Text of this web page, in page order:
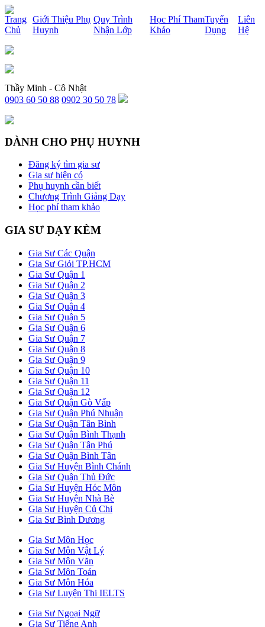
x
Trang
Chủ
Giới Thiệu Phụ
Huynh
Quy Trình
Nhận Lớp
Học Phí Tham
Khảo
Tuyển
Dụng
Liên
Hệ
Thầy Minh - Cô Nhật
0903 60 50 88 0902 30 50 78
DÀNH CHO PHỤ HUYNH
Đăng ký tìm gia sư
Gia sư hiện có
Phụ huynh cần biết
Chương Trình Giảng Dạy
Học phí tham khảo
GIA SƯ DẠY KÈM
Gia Sư Các Quận
Gia Sư Giỏi TP.HCM
Gia Sư Quận 1
Gia Sư Quận 2
Gia Sư Quận 3
Gia Sư Quận 4
Gia Sư Quận 5
Gia Sư Quận 6
Gia Sư Quận 7
Gia Sư Quận 8
Gia Sư Quận 9
Gia Sư Quận 10
Gia Sư Quận 11
Gia Sư Quận 12
Gia Sư Quận Gò Vấp
Gia Sư Quận Phú Nhuận
Gia Sư Quận Tân Bình
Gia Sư Quận Bình Thạnh
Gia Sư Quận Tân Phú
Gia Sư Quận Bình Tân
Gia Sư Huyện Bình Chánh
Gia Sư Quận Thủ Đức
Gia Sư Huyện Hóc Môn
Gia Sư Huyện Nhà Bè
Gia Sư Huyện Củ Chi
Gia Sư Bình Dương
Gia Sư Môn Học
Gia Sư Môn Vật Lý
Gia Sư Môn Văn
Gia Sư Môn Toán
Gia Sư Môn Hóa
Gia Sư Luyện Thi IELTS
Gia Sư Ngoại Ngữ
Gia Sư Tiếng Anh